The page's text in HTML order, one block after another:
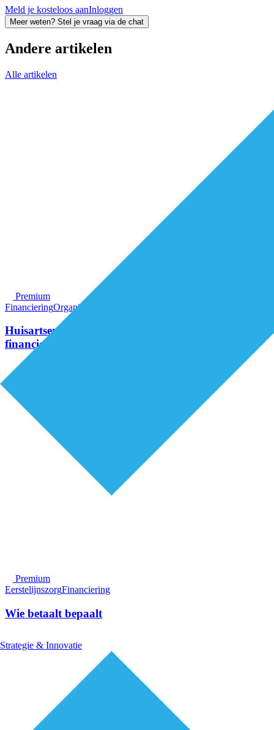
Strategie & Innovatie
Meld je kosteloos aanInloggen
Meer weten? Stel je vraag via de chat
Andere artikelen
Alle artikelen
Premium
FinancieringOrganisatie van zorg
Huisartsentarieven: één discussie, twee
financieringssporen
Premium
EerstelijnszorgFinanciering
Wie betaalt bepaalt